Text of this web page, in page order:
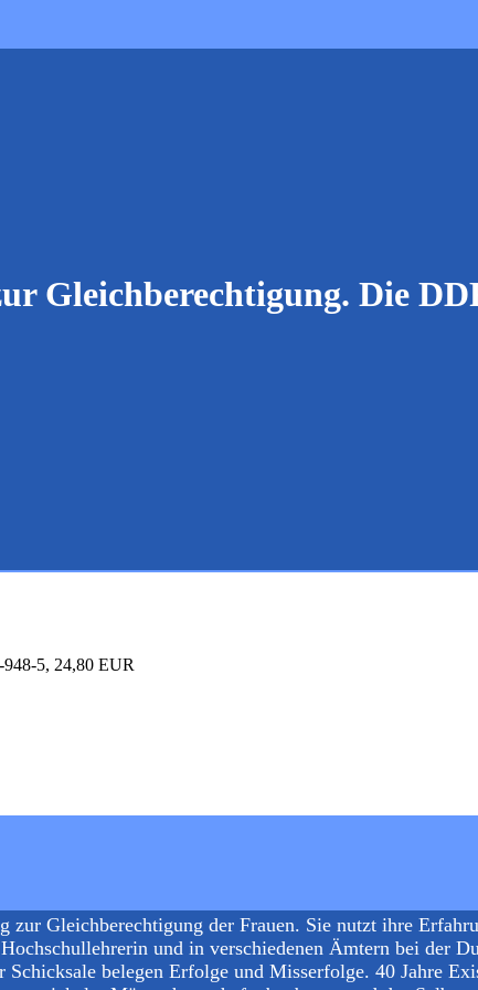
Gleichberechtigung. Die
5, 24,80 EUR
Gleichberechtigung der Frauen. Sie nutzt ihre
und in verschiedenen Ämtern bei der
belegen Erfolge und Misserfolge. 40 Jahre